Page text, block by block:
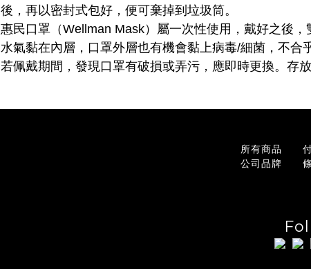
後，再以密封式包好，便可棄掉到垃圾筒。
惠民口罩 （Wellman Mask）屬一次性使用，戴好之後
水氣黏在內層，口罩外層也有機會黏上病毒/細菌，不合
若佩戴期間，發現口罩有破損或弄污，應即時更換。存
所有商品
公司品牌